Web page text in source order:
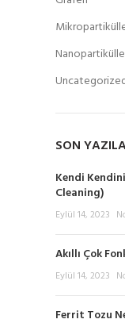
SON
Kendi
Cleaning)
Eylül 14, 2023
Akıllı Çok
Eylül 14, 2023
Ferrit Tozu